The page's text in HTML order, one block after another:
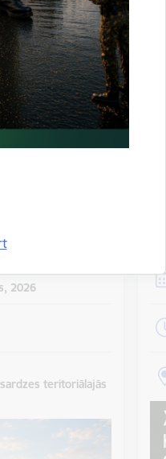
2026
teritoriālajās